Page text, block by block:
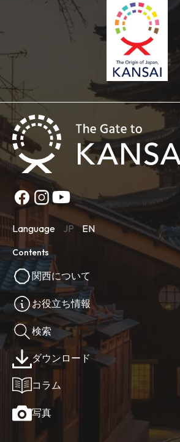
Language JP EN
Contents
関西について
お役立ち情報
検索
ダウンロード
コラム
写真